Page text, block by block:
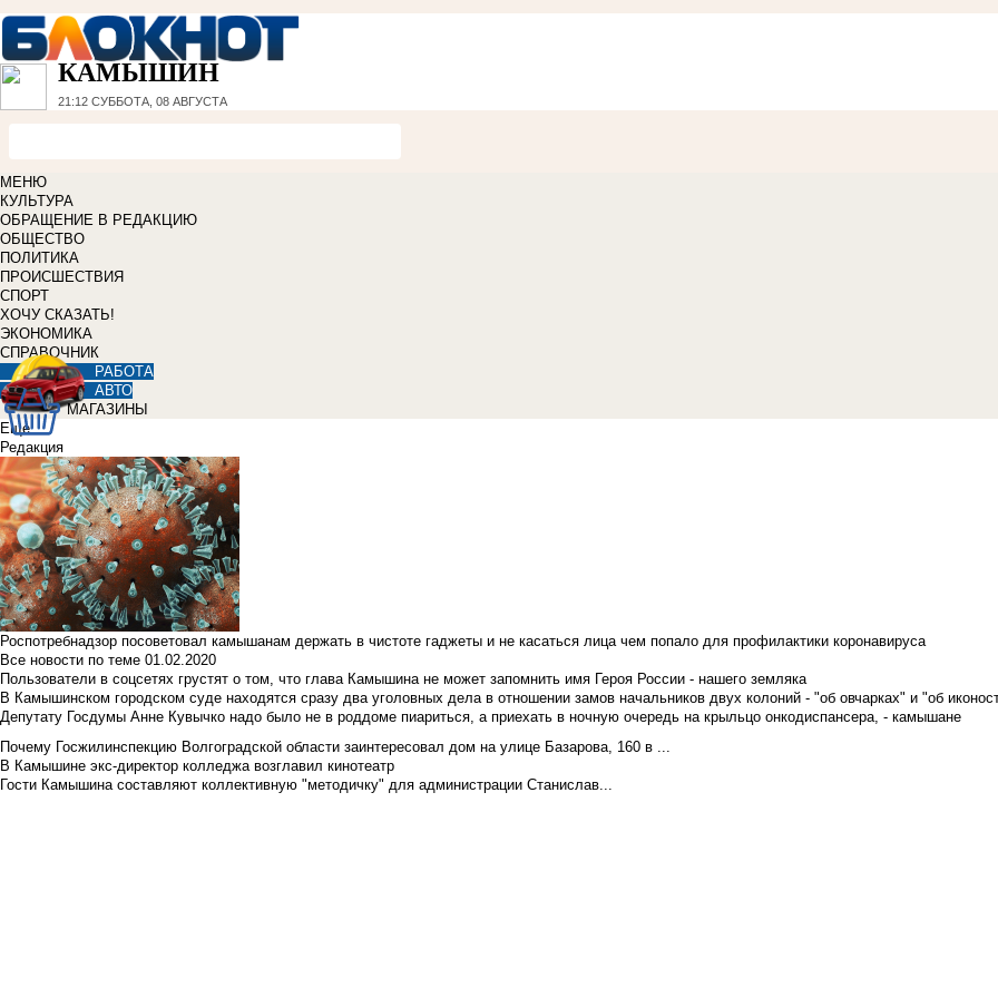
КАМЫШИН
21:12 СУББОТА, 08 АВГУСТА
МЕНЮ
КУЛЬТУРА
ОБРАЩЕНИЕ В РЕДАКЦИЮ
ОБЩЕСТВО
ПОЛИТИКА
ПРОИСШЕСТВИЯ
СПОРТ
ХОЧУ СКАЗАТЬ!
ЭКОНОМИКА
СПРАВОЧНИК
РАБОТА
АВТО
МАГАЗИНЫ
Еще
Редакция
Роспотребнадзор посоветовал камышанам держать в чистоте гаджеты и не касаться лица чем попало для профилактики коронавируса
Все новости по теме 01.02.2020
Пользователи в соцсетях грустят о том, что глава Камышина не может запомнить имя Героя России - нашего земляка
В Камышинском городском суде находятся сразу два уголовных дела в отношении замов начальников двух колоний - "об овчарках" и "об
Депутату Госдумы Анне Кувычко надо было не в роддоме пиариться, а приехать в ночную очередь на крыльцо онкодиспансера, - камышане
Почему Госжилинспекцию Волгоградской области заинтересовал дом на улице Базарова, 160 в ...
В Камышине экс-директор колледжа возглавил кинотеатр
Гости Камышина составляют коллективную "методичку" для администрации Станислав...